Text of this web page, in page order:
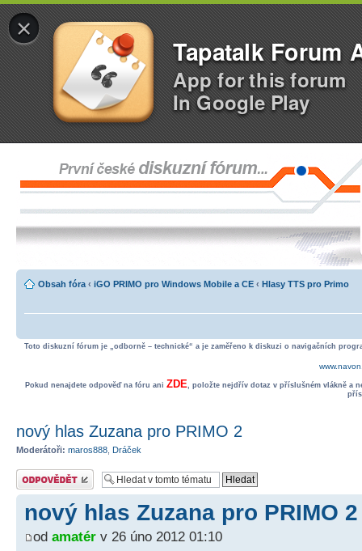
×
Tapatalk Forum
App for this forum
In Google Play
Obsah fóra ‹ iGO PRIMO pro Windows Mobile a CE ‹ Hlasy TTS pro Primo
Toto diskuzní fórum je „odborně – technické“ a je zaměřeno k diskuzi o navigačních
Pokud nenajdete odpověď na fóru ani ZDE, položte nejdřív dotaz v příslušném vlákně a
nový hlas Zuzana pro PRIMO 2
Moderátoři: maros888 Dráček
Odeslat odpověď
nový hlas Zuzana pro PRIMO 2
od amatér v 26 úno 2012 01:10